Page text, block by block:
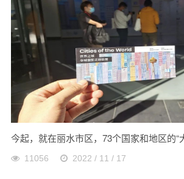
今起，就在丽水市区，73个国家和地区的“
11056 2022 / 11 / 17